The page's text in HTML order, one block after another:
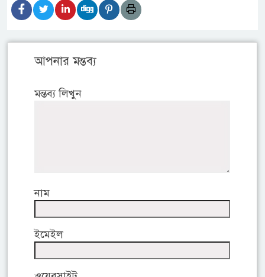
আপনার মন্তব্য
মন্তব্য লিখুন
নাম
ইমেইল